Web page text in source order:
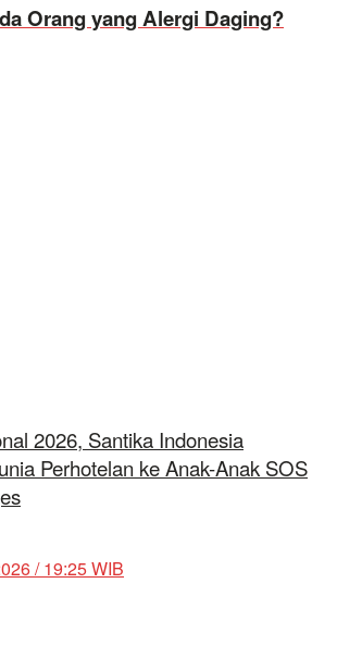
Orang yang Alergi Daging?
2026, Santika Indonesia
Perhotelan ke Anak-Anak SOS
/ 19:25 WIB